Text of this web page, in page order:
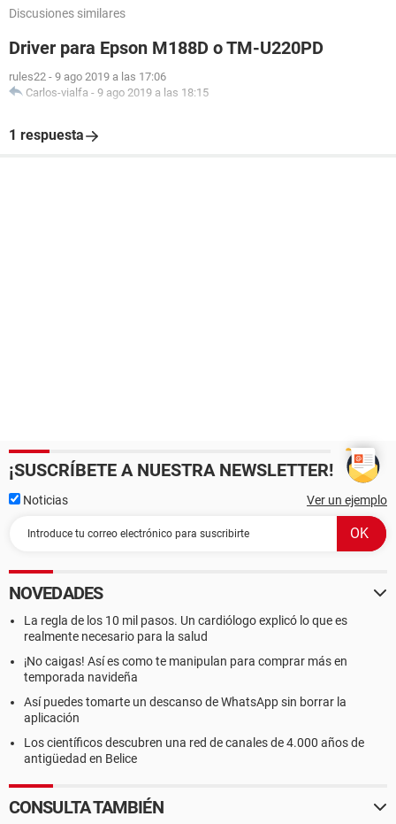
Discusiones similares
Driver para Epson M188D o TM-U220PD
rules22 - 9 ago 2019 a las 17:06
Carlos-vialfa - 9 ago 2019 a las 18:15
1 respuesta
¡SUSCRÍBETE A NUESTRA NEWSLETTER!
Noticias Ver un ejemplo
NOVEDADES
La regla de los 10 mil pasos. Un cardiólogo explicó lo que es
realmente necesario para la salud
¡No caigas! Así es como te manipulan para comprar más en
temporada navideña
Así puedes tomarte un descanso de WhatsApp sin borrar la
aplicación
Los científicos descubren una red de canales de 4.000 años de
antigüedad en Belice
CONSULTA TAMBIÉN